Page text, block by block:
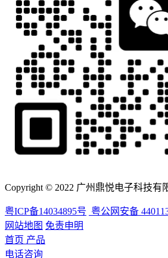
Copyright © 2022 广州鼎悦电子科技有
粤ICP备14034895号 粤公网安备
网站地图 免责申明
首页 产品
电话咨询